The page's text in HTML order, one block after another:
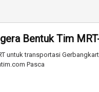
Bentuk Tim
untuk transportasi
Pasca